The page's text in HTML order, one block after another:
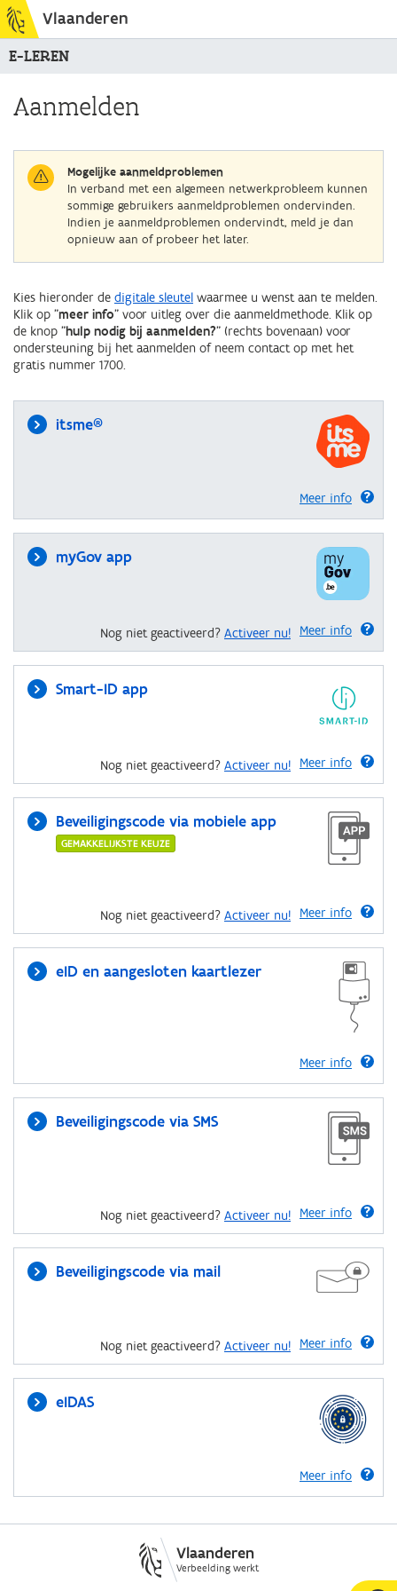
Vlaanderen
E-LEREN
Aanmelden
Mogelijke aanmeldproblemen
In verband met een algemeen netwerkprobleem kunnen
sommige gebruikers aanmeldproblemen ondervinden.
Indien je aanmeldproblemen ondervindt, meld je dan
opnieuw aan of probeer het later.
Kies hieronder de digitale sleutel waarmee u wenst aan te melden.
Klik op "meer info" voor uitleg over die aanmeldmethode. Klik op
de knop "hulp nodig bij aanmelden?" (rechts bovenaan) voor
ondersteuning bij het aanmelden of neem contact op met het
gratis nummer 1700.
itsme®
Meer info
myGov app
Meer info
Nog niet geactiveerd? Activeer nu!
Smart-ID app
Meer info
Nog niet geactiveerd? Activeer nu!
Beveiligingscode via mobiele app
GEMAKKELIJKSTE KEUZE
Meer info
Nog niet geactiveerd? Activeer nu!
eID en aangesloten kaartlezer
Meer info
Beveiligingscode via SMS
Meer info
Nog niet geactiveerd? Activeer nu!
Beveiligingscode via mail
Meer info
Nog niet geactiveerd? Activeer nu!
eIDAS
Meer info
Vlaanderen
Verbeelding werkt